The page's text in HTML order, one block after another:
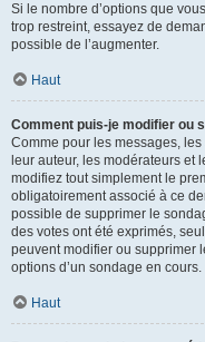
Si le nombre d’options que
trop restreint, essayez de
possible de l’augmenter.
Haut
Comment puis-je modifier ou
Comme pour les messages,
leur auteur, les modérateurs et
modifiez tout simplement le
obligatoirement associé à ce
possible de supprimer le
des votes ont été exprimés,
peuvent modifier ou supprimer
options d’un sondage en cours.
Haut